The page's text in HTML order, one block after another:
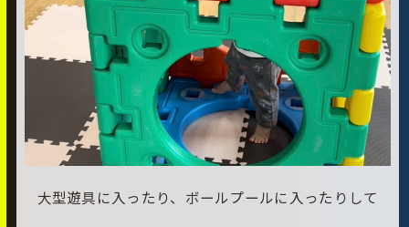
大型遊具に入ったり、ボールプールに入ったりして